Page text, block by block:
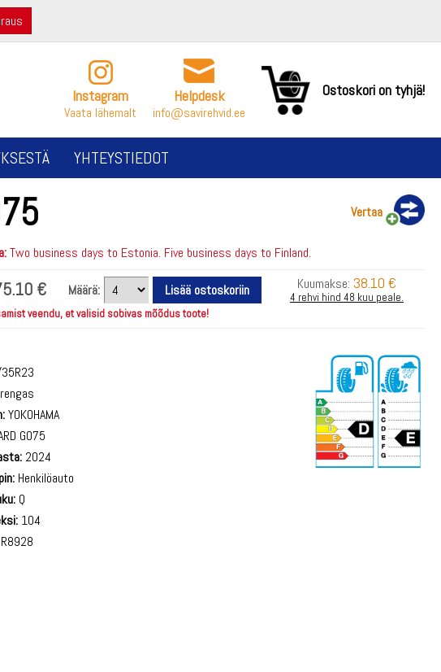
Instagram
Vaata lähemalt
Helpdesk
info@savirehvid.ee
Ostoskori on tyhjä!
YHTEYSTIEDOT
Vertaa
Two business days to Estonia. Five business days to Finland.
€ Määrä: Kuumakse: 38.10 €
4 rehvi hind 48 kuu peale.
veendu, et valisid sobivas mõõdus toote!
YOKOHAMA
G075
2024
Henkilöauto
Q
104
R8928